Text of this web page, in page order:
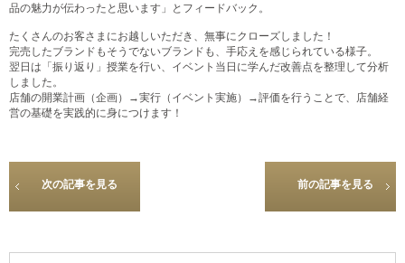
品の魅力が伝わったと思います」とフィードバック。
たくさんのお客さまにお越しいただき、無事にクローズしました！
完売したブランドもそうでないブランドも、手応えを感じられている様子。
翌日は「振り返り」授業を行い、イベント当日に学んだ改善点を整理して分析
しました。
店舗の開業計画（企画）→実行（イベント実施）→評価を行うことで、店舗経
営の基礎を実践的に身につけます！
次の記事を見る 前の記事を見る